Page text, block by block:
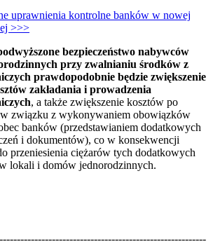
uprawnienia kontrolne banków w nowej
>>>
bezpieczeństwo nabywców
przy zwalnianiu środków z
prawdopodobnie będzie zwiększenie
zakładania i prowadzenia
, a także zwiększenie kosztów po
związku z wykonywaniem obowiązków
banków (przedstawianiem dodatkowych
i dokumentów), co w konsekwencji
przeniesienia ciężarów tych dodatkowych
lokali i domów jednorodzinnych.